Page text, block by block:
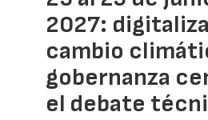
2027:
cambio
gobernanza
el debate